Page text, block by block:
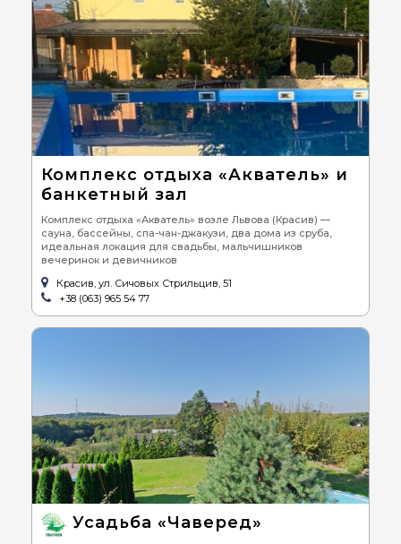
Комплекс отдыха «Акватель» и
банкетный зал
Комплекс отдыха «Акватель» возле Львова (Красив) —
сауна, бассейны, спа-чан-джакузи, два дома из сруба,
идеальная локация для свадьбы, мальчишников
вечеринок и девичников
Красив, ул. Сичовых Стрильцив, 51
+38 (063) 965 54 77
Усадьба «Чаверед»